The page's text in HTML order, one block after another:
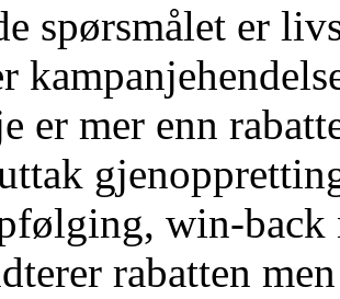
spørsmålet er
er mer enn
win-back
rabatten